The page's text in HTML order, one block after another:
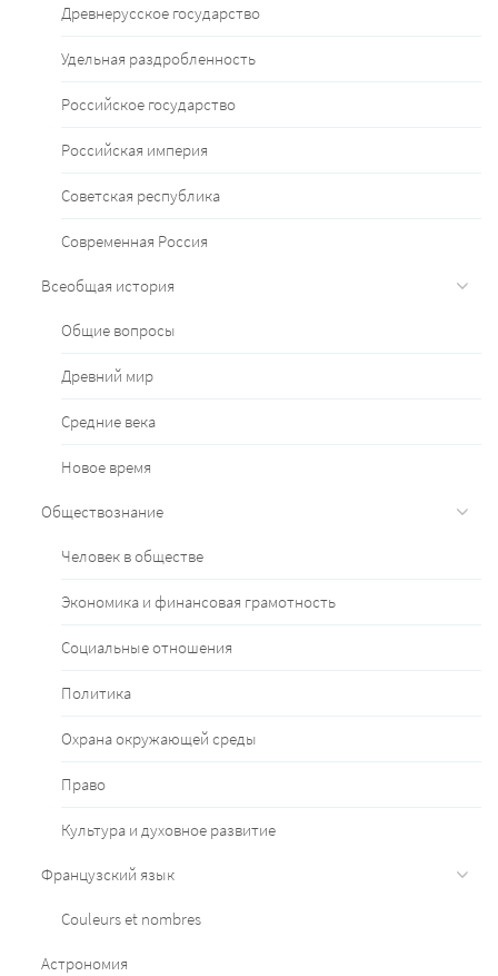
Древнерусское государство
Удельная раздробленность
Российское государство
Российская империя
Советская республика
Современная Россия
Всеобщая история
Общие вопросы
Древний мир
Средние века
Новое время
Обществознание
Человек в обществе
Экономика и финансовая грамотность
Социальные отношения
Политика
Охрана окружающей среды
Право
Культура и духовное развитие
Французский язык
Couleurs et nombres
Астрономия